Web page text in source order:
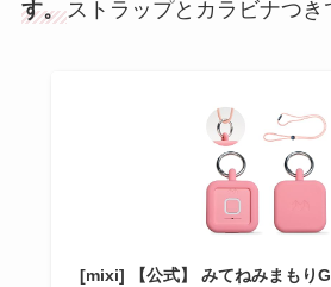
す。ストラップとカラビナつき
[mixi] 【公式】 みてねみまもり